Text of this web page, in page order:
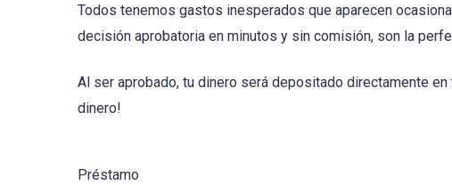
Todos tenemos gastos inesperados que aparecen
decisión aprobatoria en minutos y sin comisión, son la
Al ser aprobado, tu dinero será depositado directamente
dinero!
Préstamo